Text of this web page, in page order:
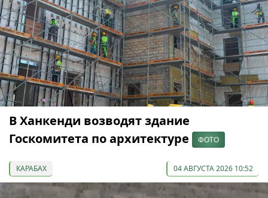
В Ханкенди возводят здание
Госкомитета по архитектуре
ФОТО
КАРАБАХ 04 АВГУСТА 2026 10:52